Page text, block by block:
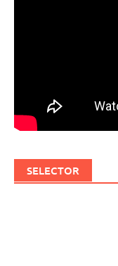
SELECTOR